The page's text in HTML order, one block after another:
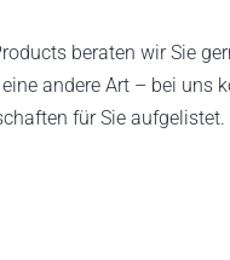
beraten wir Sie
andere Art – bei uns
für Sie aufgelistet.